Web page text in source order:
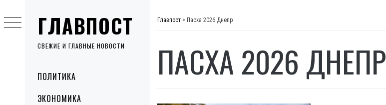
ГЛАВПОСТ
СВЕЖИЕ И ГЛАВНЫЕ НОВОСТИ
MenuПОЛИТИКА
ЭКОНОМИКА
to
content
Главпост > Пасха 2026 Днепр
ПАСХА 2026 ДНЕПР